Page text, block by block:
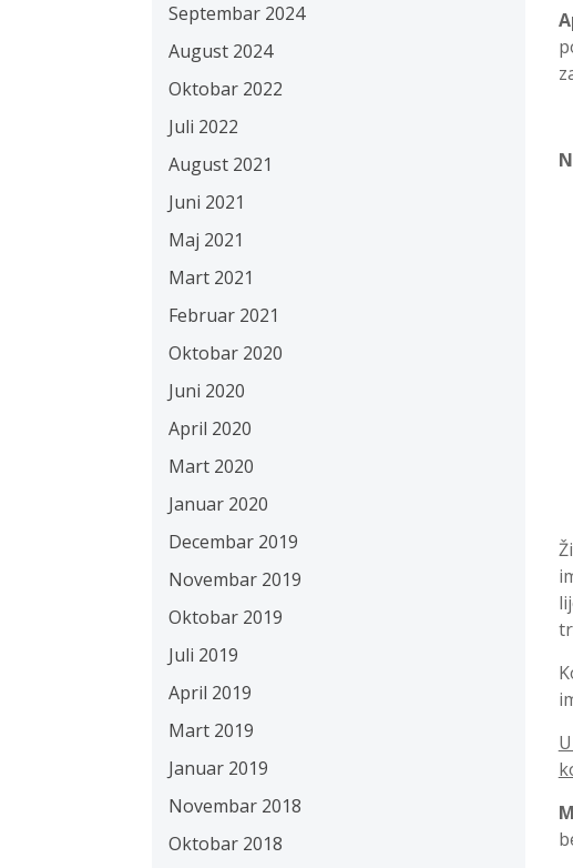
Septembar 2024
August 2024
Oktobar 2022
Juli 2022
August 2021
Juni 2021
Maj 2021
Mart 2021
Februar 2021
Oktobar 2020
Juni 2020
April 2020
Mart 2020
Januar 2020
Decembar 2019
Novembar 2019
Oktobar 2019
Juli 2019
April 2019
Mart 2019
Januar 2019
Novembar 2018
Oktobar 2018